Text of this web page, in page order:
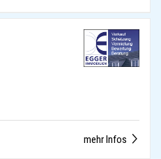
mehr Infos